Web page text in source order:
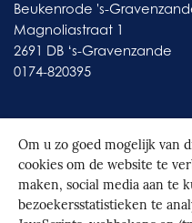
Beukenrode 's-
Magnoliastraat 1
2691 DB ‘s-Gravenzande
0174-820395
© 2026 Beukenrode |
Om u zo goed mogelijk van
cookies om de website te
maken, social media aan te
bezoekersstatistieken te